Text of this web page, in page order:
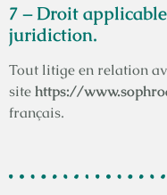
7 – Droit
juridiction.
Tout litige en relation
sitehttps://
français.